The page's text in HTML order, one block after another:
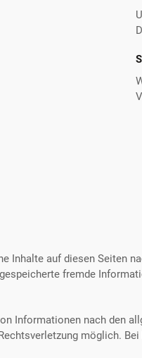
Inhalte auf diesen Seiten
fremde
Informationen nach den
möglich.